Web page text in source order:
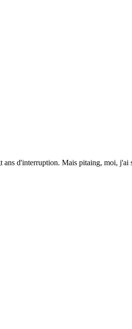
ans d'interruption. Mais pitaing, moi, j'ai